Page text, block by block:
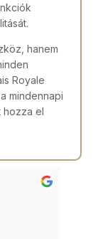
hanem
Royale
mindennapi
hozza el